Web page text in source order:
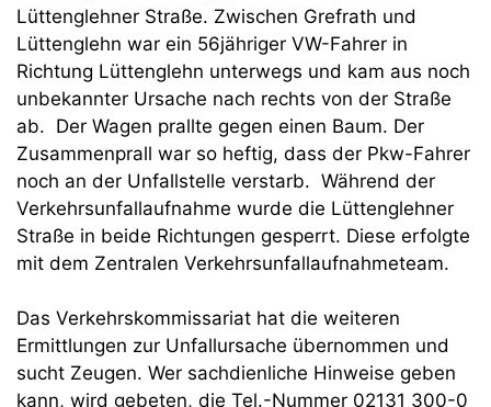
Lüttenglehner Straße. Zwischen Grefrath und
Lüttenglehn war ein 56jähriger VW-Fahrer in
Richtung Lüttenglehn unterwegs und kam aus noch
unbekannter Ursache nach rechts von der Straße
ab. Der Wagen prallte gegen einen Baum. Der
Zusammenprall war so heftig, dass der Pkw-Fahrer
noch an der Unfallstelle verstarb. Während der
Verkehrsunfallaufnahme wurde die Lüttenglehner
Straße in beide Richtungen gesperrt. Diese erfolgte
mit dem Zentralen Verkehrsunfallaufnahmeteam.
Das Verkehrskommissariat hat die weiteren
Ermittlungen zur Unfallursache übernommen und
sucht Zeugen. Wer sachdienliche Hinweise geben
kann, wird gebeten, die Tel.-Nummer 02131 300-0